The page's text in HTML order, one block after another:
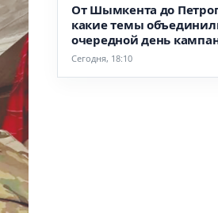
От Шымкента до
какие темы
очередной день
Сегодня, 18:10